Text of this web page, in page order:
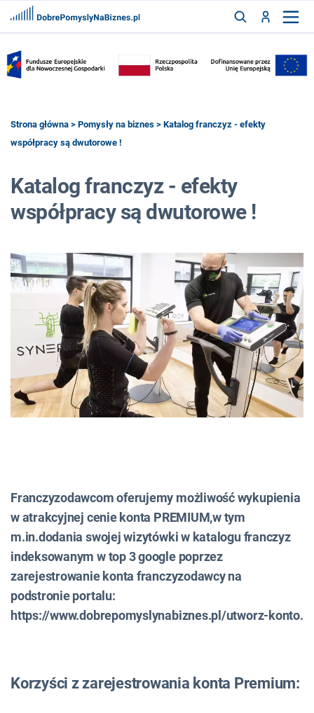
ZAREJESTRUJ
FRANCZYZY
Strona główna > Pomysły na biznes > Katalog franczyz - efekty
współpracy są dwutorowe !
Katalog franczyz - efekty
współpracy są dwutorowe !
Franczyzodawcom oferujemy możliwość wykupienia
w atrakcyjnej cenie konta PREMIUM,w tym
m.in.dodania swojej wizytówki w katalogu franczyz
indeksowanym w top 3 google poprzez
zarejestrowanie konta franczyzodawcy na
podstronie portalu:
https://www.dobrepomyslynabiznes.pl/utworz-konto.
Korzyści z zarejestrowania konta Premium: